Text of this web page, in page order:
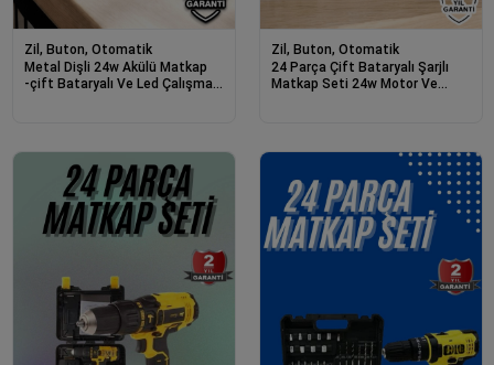
Zil, Buton, Otomatik
Metal Dişli 24w Akülü Matkap
-çift Bataryalı Ve Led Çalışma
Zil, Buton, Otomatik
24 Parça Çift Bataryalı Şarjlı
Matkap Seti 24w Motor Ve